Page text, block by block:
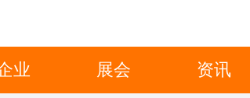
业 展会 资讯